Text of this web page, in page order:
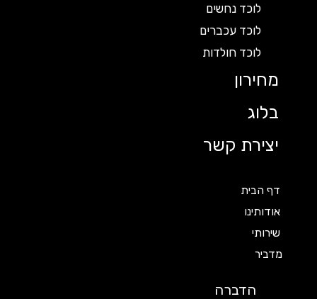
לוכד נחשים
לוכד עכברים
לוכד חולדות
מחירון
בלוג
יצירת קשר
דף הבית
אודותינו
שירותי
מדביר
הדברה